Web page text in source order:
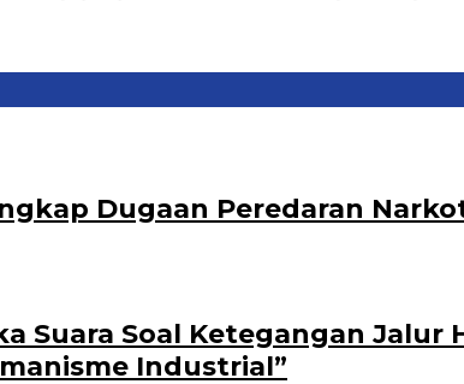
Dugaan Peredaran
Suara Soal Ketegangan
Industrial”